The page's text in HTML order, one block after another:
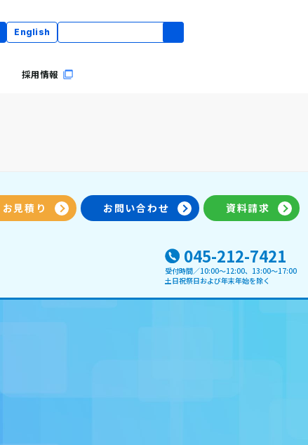
English
採用情報
お見積り お問い合わせ 資料請求
045-212-7421
受付時間／10:00〜12:00、13:00～17:00
土日祝祭日および年末年始を除く